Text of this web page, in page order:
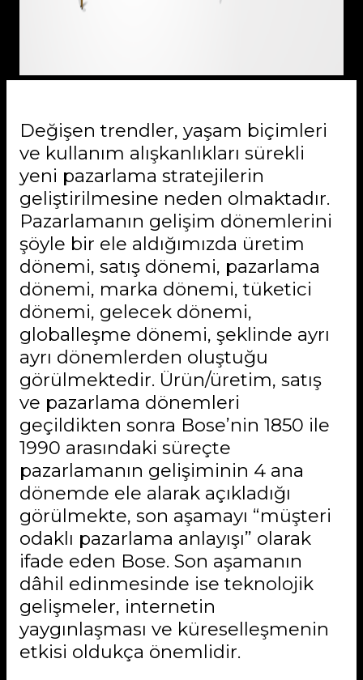
Değişen trendler, yaşam biçimleri
ve kullanım alışkanlıkları sürekli
yeni pazarlama stratejilerin
geliştirilmesine neden olmaktadır.
Pazarlamanın gelişim dönemlerini
şöyle bir ele aldığımızda üretim
dönemi, satış dönemi, pazarlama
dönemi, marka dönemi, tüketici
dönemi, gelecek dönemi,
globalleşme dönemi, şeklinde ayrı
ayrı dönemlerden oluştuğu
görülmektedir. Ürün/üretim, satış
ve pazarlama dönemleri
geçildikten sonra Bose’nin 1850 ile
1990 arasındaki süreçte
pazarlamanın gelişiminin 4 ana
dönemde ele alarak açıkladığı
görülmekte, son aşamayı “müşteri
odaklı pazarlama anlayışı” olarak
ifade eden Bose. Son aşamanın
dâhil edinmesinde ise teknolojik
gelişmeler, internetin
yaygınlaşması ve küreselleşmenin
etkisi oldukça önemlidir.